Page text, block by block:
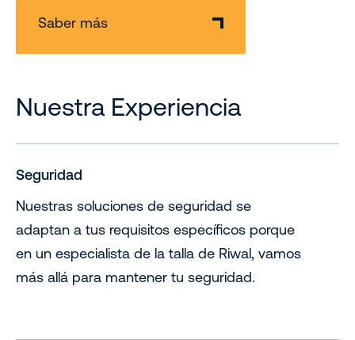
Saber más
Nuestra Experiencia
Seguridad
Nuestras soluciones de seguridad se
adaptan a tus requisitos específicos porque
en un especialista de la talla de Riwal, vamos
más allá para mantener tu seguridad.